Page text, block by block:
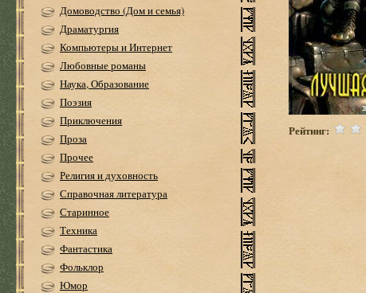
Домоводство (Дом и семья)
Драматургия
Компьютеры и Интернет
Любовные романы
Наука, Образование
Поэзия
Приключения
Проза
Прочее
Религия и духовность
Справочная литература
Старинное
Техника
Фантастика
Фольклор
Юмор
Рейтинг: